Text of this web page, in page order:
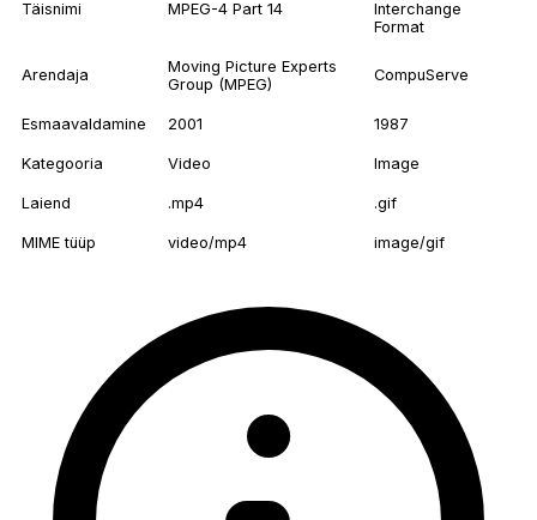
Täisnimi MPEG-4 Part 14
Interchange
Format
Arendaja
Moving Picture Experts
Group (MPEG)
CompuServe
Esmaavaldamine 2001 1987
Kategooria Video Image
Laiend .mp4 .gif
MIME tüüp video/mp4 image/gif